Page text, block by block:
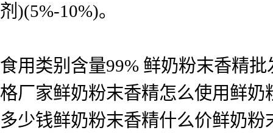
剂)(5%-10%)。
食用类别含量99% 鲜奶粉末香精
格厂家鲜奶粉末香精怎么使用鲜
多少钱鲜奶粉末香精什么价鲜奶